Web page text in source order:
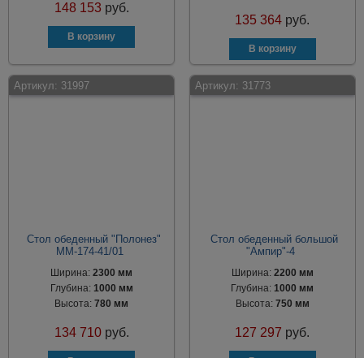
148 153 руб.
135 364 руб.
Артикул: 31997
Стол обеденный "Полонез"
ММ-174-41/01
Ширина:2300 мм
Глубина: 1000 мм
Высота:780 мм
134 710 руб.
Артикул: 31773
Стол обеденный большой
"Ампир"-4
Ширина: 2200 мм
Глубина:1000 мм
Высота: 750 мм
127 297 руб.